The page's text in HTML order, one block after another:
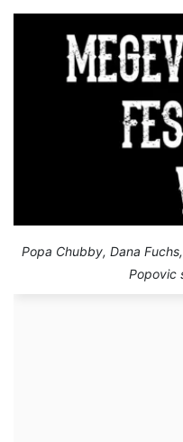
Popa Chubby, Dana
Popovic